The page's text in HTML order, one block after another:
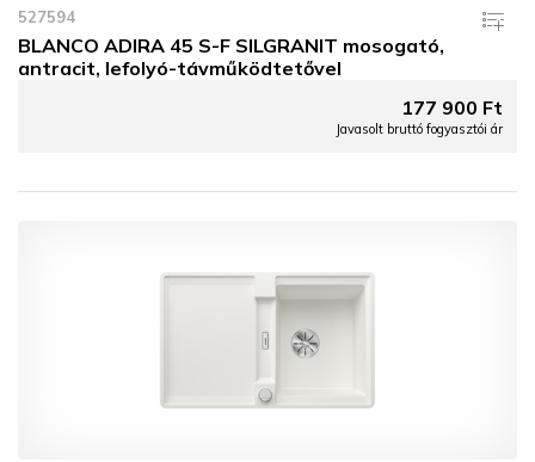
527594
BLANCO ADIRA 45 S-F SILGRANIT mosogató,
antracit, lefolyó-távműködtetővel
177 900 Ft
Javasolt bruttó fogyasztói ár